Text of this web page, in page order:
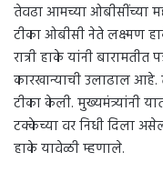
तेवढा आमच्या ओबीसींच्या
टीका ओबीसी नेते लक्ष्मण
रात्री हाके यांनी बारामतीत
कारखान्याची उलाढाल
टीका केली. मुख्यमंत्र्यांनी
टक्केच्या वर निधी दिला
हाके यावेळी म्हणाले.